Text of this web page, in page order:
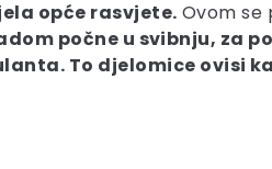
opće rasvjete. Ovom se
počne u svibnju, za
To djelomice ovisi